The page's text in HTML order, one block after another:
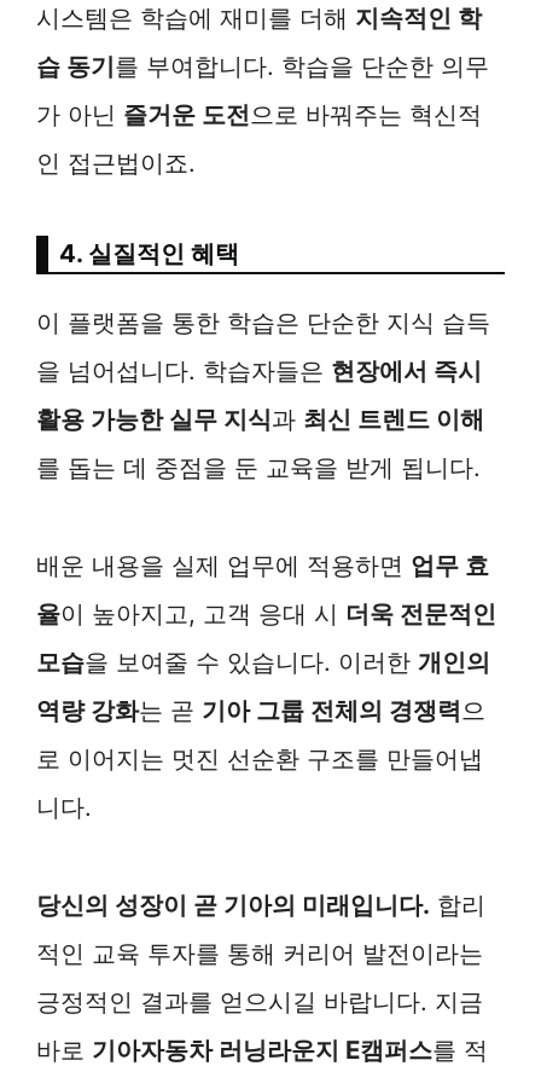
시스템은 학습에 재미를 더해 지속적인 학
습 동기를 부여합니다. 학습을 단순한 의무
가 아닌 즐거운 도전 으로 바꿔주는 혁신적
인 접근법이죠.
4. 실질적인 혜택
이 플랫폼을 통한 학습은 단순한 지식 습득
을 넘어섭니다. 학습자들은 현장에서 즉시
활용 가능한 실무 지식과 최신 트렌드 이해
를 돕는 데 중점을 둔 교육을 받게 됩니다.
배운 내용을 실제 업무에 적용하면 업무 효
율이 높아지고, 고객 응대 시 더욱 전문적인
모습을 보여줄 수 있습니다. 이러한 개인의
역량 강화는 곧 기아 그룹 전체의 경쟁력으
로 이어지는 멋진 선순환 구조를 만들어냅
니다.
당신의 성장이 곧 기아의 미래입니다. 합리
적인 교육 투자를 통해 커리어 발전이라는
긍정적인 결과를 얻으시길 바랍니다. 지금
바로 기아자동차 러닝라운지 E캠퍼스를 적